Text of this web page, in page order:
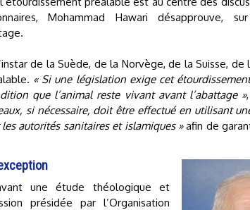
Mohammad Hawari désapprouve,
de la Suède, de la Norvège, de la Suisse, de
« Si une législation exige cet
que l’animal reste vivant avant l’abattage »
si nécessaire, doit être effectué en utilisant
autorités sanitaires et islamiques »afin de
une étude théologique et
présidée par l’Organisation